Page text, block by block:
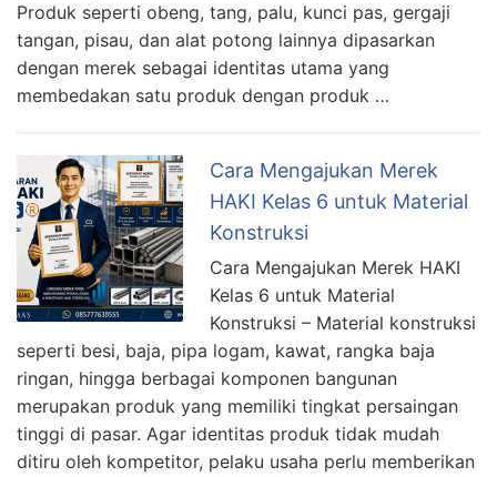
Produk seperti obeng, tang, palu, kunci pas, gergaji
tangan, pisau, dan alat potong lainnya dipasarkan
dengan merek sebagai identitas utama yang
membedakan satu produk dengan produk …
Cara Mengajukan Merek
HAKI Kelas 6 untuk Material
Konstruksi
Cara Mengajukan Merek HAKI
Kelas 6 untuk Material
Konstruksi – Material konstruksi
seperti besi, baja, pipa logam, kawat, rangka baja
ringan, hingga berbagai komponen bangunan
merupakan produk yang memiliki tingkat persaingan
tinggi di pasar. Agar identitas produk tidak mudah
ditiru oleh kompetitor, pelaku usaha perlu memberikan